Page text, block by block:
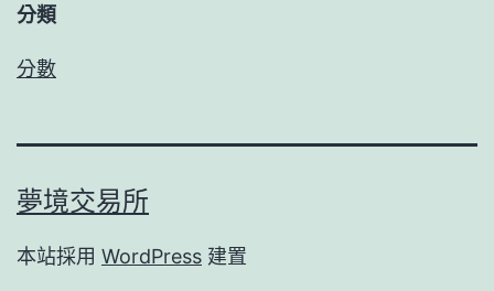
分類
分數
夢境交易所
本站採用 WordPress 建置